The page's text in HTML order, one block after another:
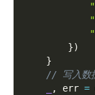
})
}
// 写入数
, err =